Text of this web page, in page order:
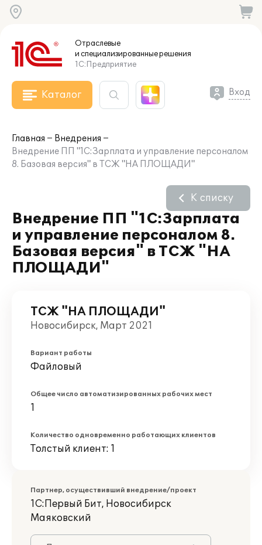
Отраслевые
и специализированныерешения
1С:Предприятие
Каталог Вход
Главная
Внедрения
Внедрение ПП "1С:Зарплата и управление персоналом
8. Базовая версия" в ТСЖ "НА ПЛОЩАДИ"
Внедрение ПП "1С:Зарплата
и управление персоналом 8.
Базовая версия" в ТСЖ "НА
ПЛОЩАДИ"
К списку
ТСЖ "НА ПЛОЩАДИ"
Новосибирск, Март 2021
Вариант работы
Файловый
Общее число автоматизированных рабочих мест
1
Количество одновременно работающих клиентов
Толстый клиент: 1
Партнер, осуществивший внедрение/проект
1С:Первый Бит, Новосибирск
Маяковский